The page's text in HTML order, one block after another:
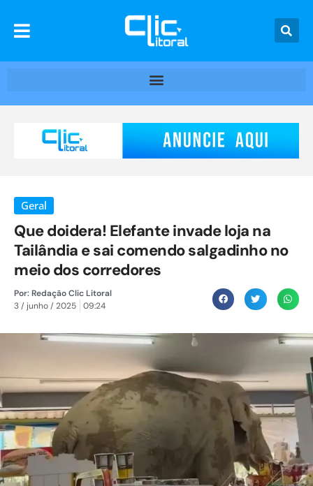
Geral
Que doidera! Elefante invade loja na
Tailândia e sai comendo salgadinho no
meio dos corredores
Por:Redação Clic Litoral
3 / junho / 2025
09:24